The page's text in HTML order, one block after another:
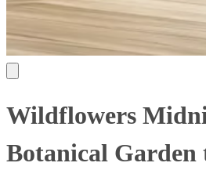
Wildflowers
Botanical Garden